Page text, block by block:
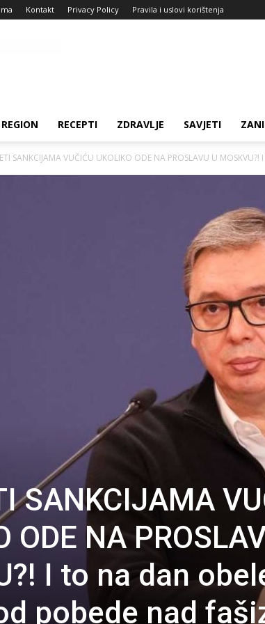
Kontakt Privacy Policy Pravila i uslovi korištenja
REGION RECEPTI ZDRAVLJE SAVJETI
SANKCIJAMA VUČIĆU UKOLIKO ODE NA PROSLAVU U MOSKVU?!
SANKCIJAMA
ODE NA
I to na dan
pobede nad